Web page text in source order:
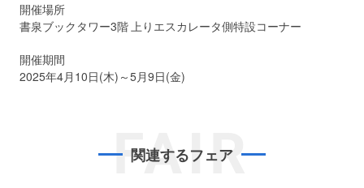
開催場所
書泉ブックタワー3階 上りエスカレータ側特設コーナー
開催期間
2025年4月10日(木)～5月9日(金)
FAIR
関連するフェア